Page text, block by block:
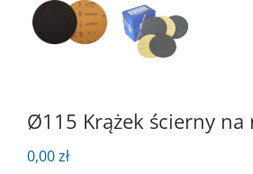
Ø115 Krążek ścierny na
0,00zł